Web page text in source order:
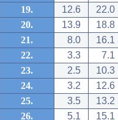
19.
12.6
22.0
20.
13.9
18.8
21.
8.0
16.1
22.
3.3
7.1
23.
2.5
10.3
24.
3.2
12.6
25.
3.5
13.2
26.
5.1
15.1